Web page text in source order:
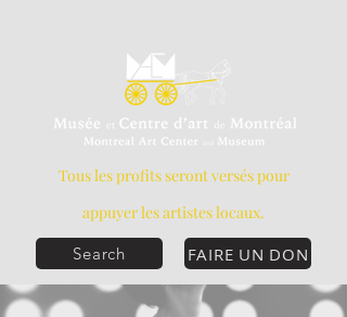
FAIRE UN DON
Tous les profits seront versés pour
appuyer les artistes locaux.
Search